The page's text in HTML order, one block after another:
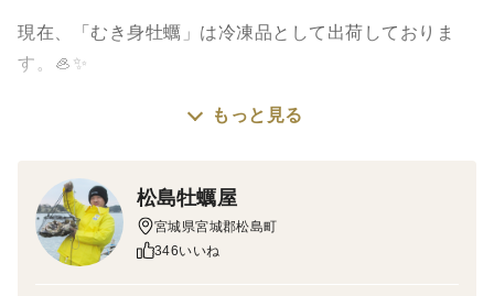
現在、「むき身牡蠣」は冷凍品として出荷しておりま
す。🦪✨
殻付き牡蠣は通年で「生牡蠣」と「冷凍牡蠣」のどちら
等で「剥いて良い時期」と「ダメな時期」が定められて
おります。現在は剥くことができない時期のため、一番
身入りの良い最高の時期に瞬間冷凍した「冷凍品」をお
もっと見る
松島牡蠣屋
宮城県宮城郡松島町
346いいね